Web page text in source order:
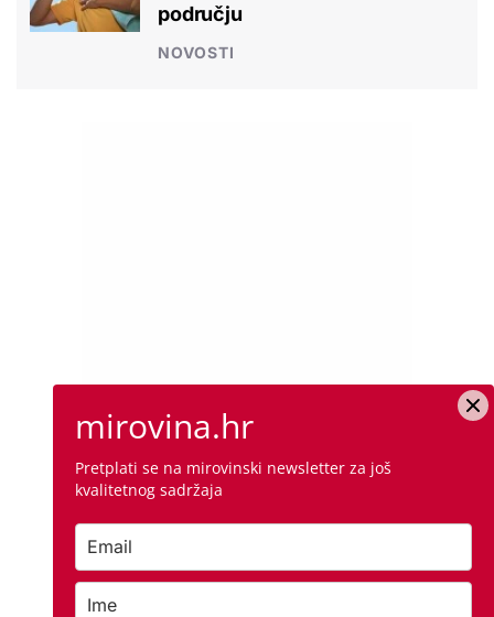
području
NOVOSTI
mirovina.hr
Pretplati se na mirovinski newsletter za još
kvalitetnog sadržaja